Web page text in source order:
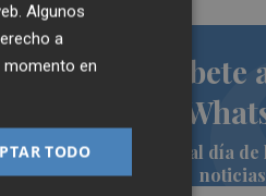
de
Siempre al día
noticias
Algunos
a
momento en
TODO